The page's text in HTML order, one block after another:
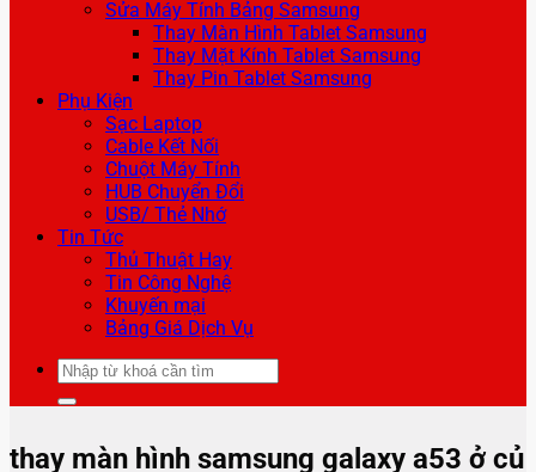
Sửa Máy Tính Bảng Samsung
Thay Màn Hình Tablet Samsung
Thay Mặt Kính Tablet Samsung
Thay Pin Tablet Samsung
Phụ Kiện
Sạc Laptop
Cable Kết Nối
Chuột Máy Tính
HUB Chuyển Đổi
USB/ Thẻ Nhớ
Tin Tức
Thủ Thuật Hay
Tin Công Nghệ
Khuyến mại
Bảng Giá Dịch Vụ
Tìm
kiếm:
thay màn hình samsung galaxy a53 ở củ